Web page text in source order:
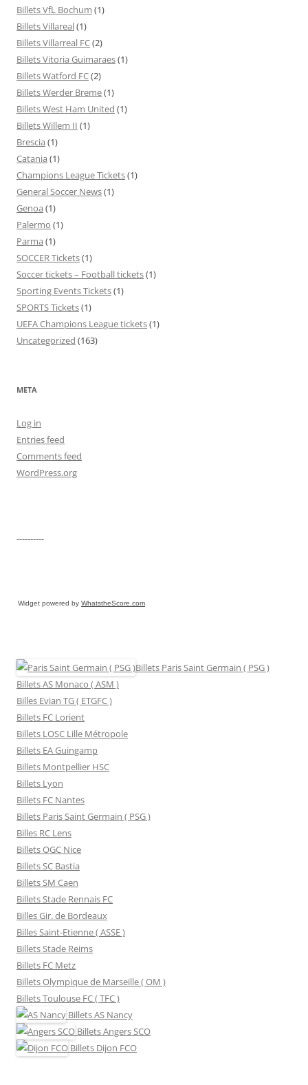
Billets VfL Bochum (1)
Billets Villareal(1)
Billets Villarreal FC(2)
Billets Vitoria Guimaraes(1)
Billets Watford FC(2)
Billets Werder Breme(1)
Billets West Ham United (1)
Billets Willem II (1)
Brescia (1)
Catania (1)
Champions League Tickets(1)
General Soccer News(1)
Genoa (1)
Palermo (1)
Parma (1)
SOCCER Tickets(1)
Soccer tickets – Football tickets(1)
Sporting Events Tickets(1)
SPORTS Tickets(1)
UEFA Champions League tickets(1)
Uncategorized (163)
META
Log in
Entries feed
Comments feed
WordPress.org
----------
Widget powered by WhatstheScore.com
Billets Paris Saint Germain ( PSG )
Billets AS Monaco ( ASM )
Billes Evian TG ( ETGFC )
Billets FC Lorient
Billets LOSC Lille Métropole
Billets EA Guingamp
Billets Montpellier HSC
Billets Lyon
Billets FC Nantes
Billets Paris Saint Germain ( PSG )
Billes RC Lens
Billets OGC Nice
Billets SC Bastia
Billets SM Caen
Billets Stade Rennais FC
Billes Gir. de Bordeaux
Billes Saint-Etienne ( ASSE )
Billets Stade Reims
Billets FC Metz
Billets Olympique de Marseille ( OM )
Billets Toulouse FC ( TFC )
BilletsAS Nancy
BilletsAngers SCO
Billets Dijon FCO